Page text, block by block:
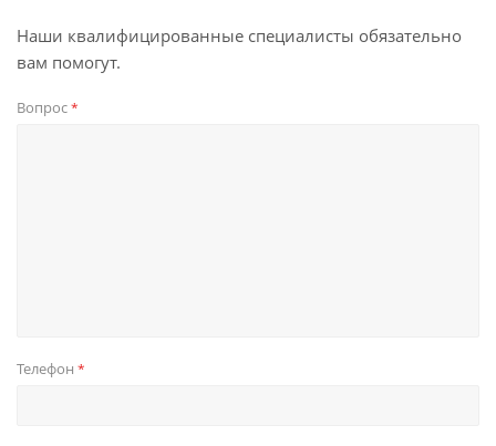
Наши квалифицированные специалисты обязательно
вам помогут.
Вопрос*
Телефон *